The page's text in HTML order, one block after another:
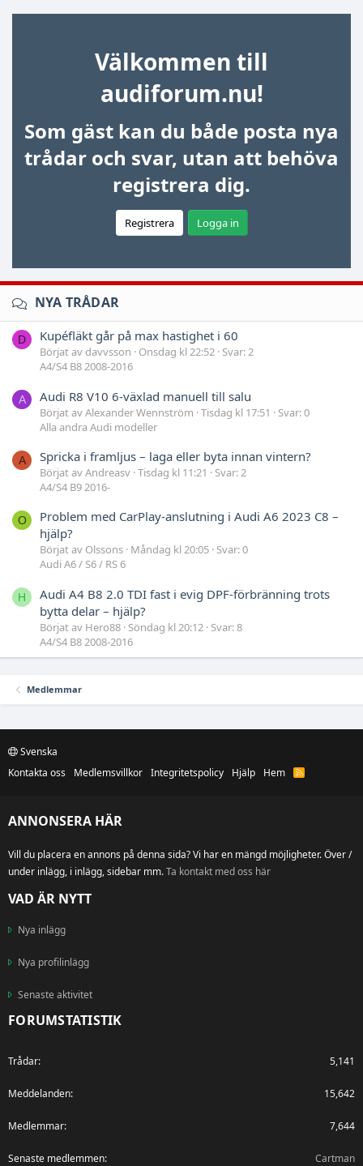
Välkommen till
audiforum.nu!
Som gäst kan du både posta nya
trådar och svar, utan att behöva
registrera dig.
Registrera Logga in
NYA TRÅDAR
D Kupéfläkt går på max hastighet i 60
Börjat av davvsson Onsdag kl 22:52 Svar: 2
A4/S4 B8 2008-2016
A Audi R8 V10 6-växlad manuell till salu
Börjat av Alexander Wennström Tisdag kl 17:51
Svar: 0
Alla andra Audi modeller
A Spricka i framljus – laga eller byta innan vintern?
Börjat av Andreasv Tisdag kl 11:21
Svar: 2
A4/S4 B9 2016-
O
Problem med CarPlay-anslutning i Audi A6 2023 C8 –
hjälp?
Börjat av Olssons Måndag kl 20:05 Svar: 0
Audi A6 / S6 / RS 6
H
Audi A4 B8 2.0 TDI fast i evig DPF-förbränning trots
bytta delar – hjälp?
Börjat av Hero88 Söndag kl 20:12 Svar: 8
A4/S4 B8 2008-2016
Medlemmar
Svenska
Kontakta oss
Medlemsvillkor Integritetspolicy Hjälp Hem
R
ANNONSERA HÄR
Vill du placera en annons på denna sida? Vi har en mängd möjligheter. Över /
under inlägg, i inlägg, sidebar mm.Ta kontakt med oss här
VAD ÄR NYTT
Nya inlägg
Nya profilinlägg
Senaste aktivitet
FORUMSTATISTIK
Trådar 5,141
Meddelanden 15,642
Medlemmar 7,644
Senaste medlemmen Cartman